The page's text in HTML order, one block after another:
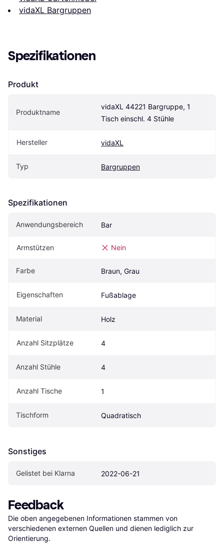
vidaXL Bargruppen
Spezifikationen
Produkt
Produktname
vidaXL 44221 Bargruppe, 1
Tisch einschl. 4 Stühle
Hersteller vidaXL
Typ Bargruppen
Spezifikationen
Anwendungsbereich Bar
Armstützen Nein
Farbe Braun, Grau
Eigen­schaften Fußablage
Material Holz
Anzahl Sitzplätze 4
Anzahl Stühle 4
Anzahl Tische 1
Tischform Quadratisch
Sonstiges
Gelistet bei Klarna 2022-06-21
Feedback
Die oben angegebenen Informationen stammen von
verschiedenen externen Quellen und dienen lediglich zur
Orientierung.